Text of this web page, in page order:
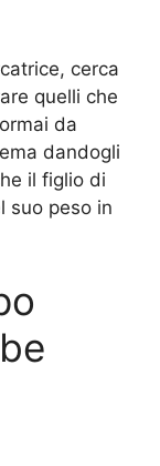
cerca
quelli che
da
dandogli
il figlio di
suo peso in